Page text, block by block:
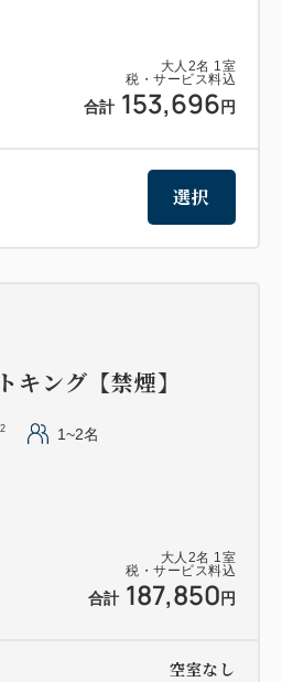
大人 2名 1 室
税・サービス料込
合計 153,696 円
選択
大人 2名 1 室
税・サービス料込
合計 187,850 円
キング【禁煙】
2 1~2名
空室なし